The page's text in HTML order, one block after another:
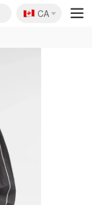
🇨🇦
CA